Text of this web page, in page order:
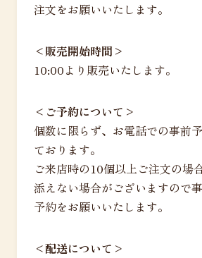
注文をお願いいたします。
<販売開始時間>
10:00より販売いたします。
<ご予約について>
個数に限らず、お電話での事前
ております。
ご来店時の10個以上ご注文の場
添えない場合がございますので
予約をお願いいたします。
<配送について>